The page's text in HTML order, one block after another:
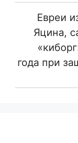
Евреи
Яцина,
года при